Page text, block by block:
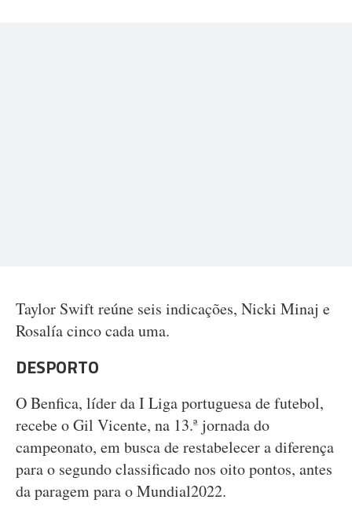
Taylor Swift reúne seis indicações, Nicki Minaj e
Rosalía cinco cada uma.
DESPORTO
O Benfica, líder da I Liga portuguesa de futebol,
recebe o Gil Vicente, na 13.ª jornada do
campeonato, em busca de restabelecer a diferença
para o segundo classificado nos oito pontos, antes
da paragem para o Mundial2022.